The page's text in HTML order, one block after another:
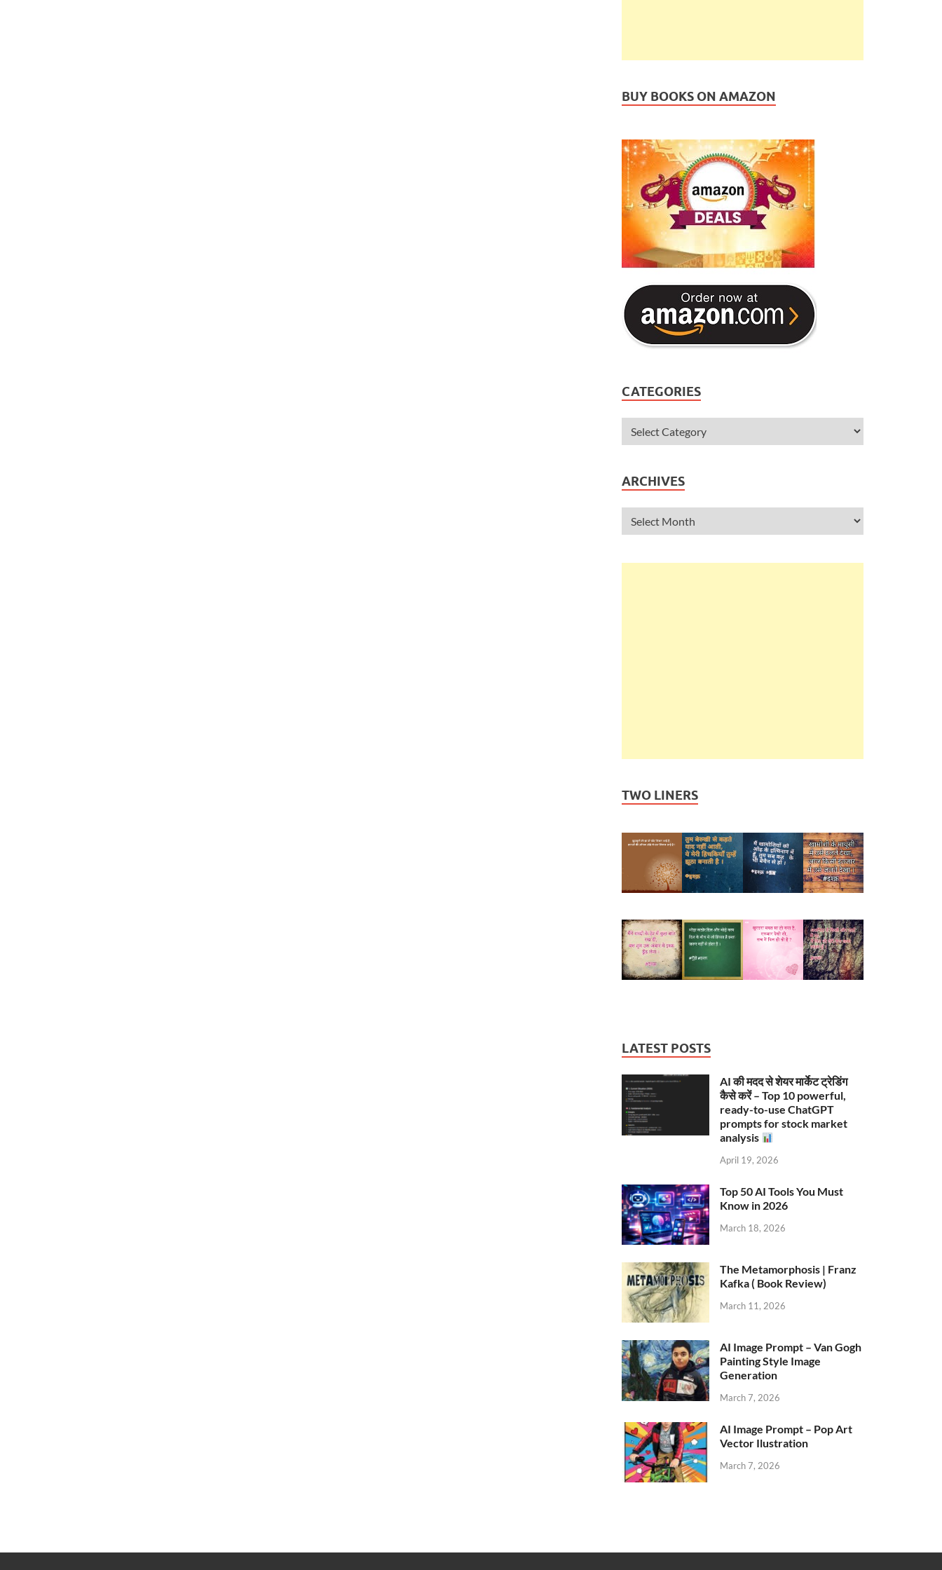
BUY BOOKS ON AMAZON
CATEGORIES
ARCHIVES
TWO LINERS
LATEST POSTS
AI की मदद से शेयर मार्केट ट्रेडिंग
कैसे करें – Top 10 powerful,
ready-to-use ChatGPT
prompts for stock market
analysis
April 19, 2026
Top 50 AI Tools You Must
Know in 2026
March 18, 2026
The Metamorphosis | Franz
Kafka ( Book Review)
March 11, 2026
AI Image Prompt – Van Gogh
Painting Style Image
Generation
March 7, 2026
AI Image Prompt – Pop Art
Vector Ilustration
March 7, 2026